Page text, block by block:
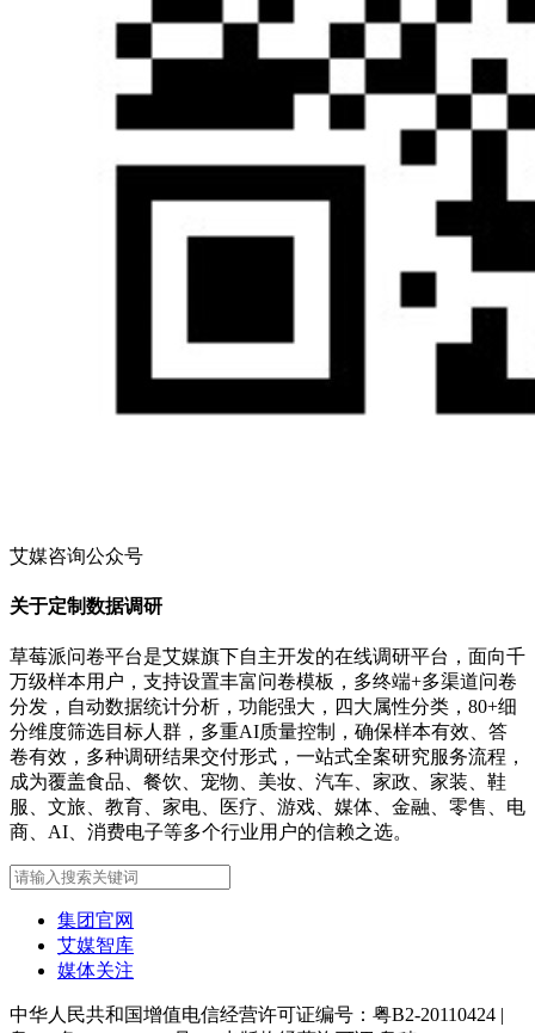
艾媒咨询公众号
关于定制数据调研
草莓派问卷平台是艾媒旗下自主开发的在线调研平台，面向千
万级样本用户，支持设置丰富问卷模板，多终端+多渠道问卷
分发，自动数据统计分析，功能强大，四大属性分类，80+细
分维度筛选目标人群，多重AI质量控制，确保样本有效、答
卷有效，多种调研结果交付形式，一站式全案研究服务流程，
成为覆盖食品、餐饮、宠物、美妆、汽车、家政、家装、鞋
服、文旅、教育、家电、医疗、游戏、媒体、金融、零售、电
商、AI、消费电子等多个行业用户的信赖之选。
集团官网
艾媒智库
媒体关注
中华人民共和国增值电信经营许可证编号：粤B2-20110424